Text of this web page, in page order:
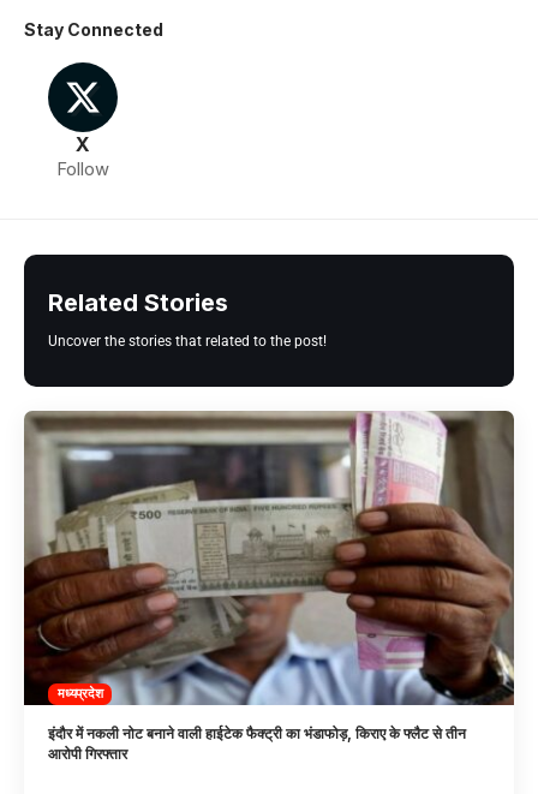
Stay Connected
X
Follow
Related Stories
Uncover the stories that related to the post!
मध्यप्रदेश
इंदौर में नकली नोट बनाने वाली हाईटेक फैक्ट्री का भंडाफोड़, किराए के फ्लैट से तीन
आरोपी गिरफ्तार